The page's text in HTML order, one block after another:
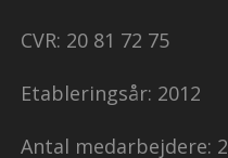
CVR: 20 81 72 75
Etableringsår: 2012
Antal medarbejdere: 2